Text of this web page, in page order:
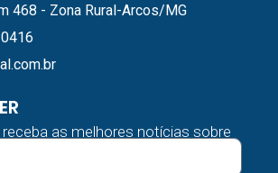
468 - Zona Rural-Arcos/MG
as melhores notícias sobre
do agro.